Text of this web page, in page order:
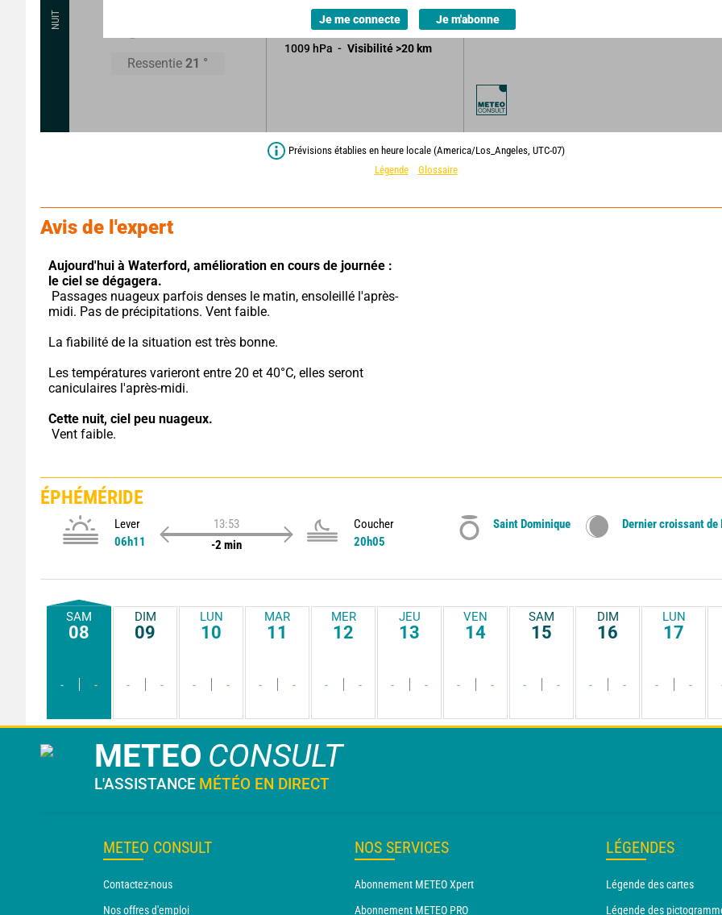
NUIT
Ressentie 21 °
Sans précipitations.
1009 hPa Visibilité >20 km
Je me connecte Je m'abonne
Prévisions établies en heure locale (America/Los_Angeles, UTC-07)
Légende
Glossaire
Avis de l'expert
Aujourd'hui à Waterford, amélioration en cours de journée :
le ciel se dégagera.
midi. Pas de précipitations. Vent faible.
La fiabilité de la situation est très bonne.
Les températures varieront entre 20 et 40°C, elles seront
caniculaires l'après-midi.
Cette nuit, ciel peu nuageux.
Vent faible.
ÉPHÉMÉRIDE
Lever
06h11
13:53
-2 min
Coucher
20h05
Saint Dominique Dernier croissant de
SAM
08
- -
DIM
09
- -
LUN
10
- -
MAR
11
- -
MER
12
- -
JEU
13
- -
VEN
14
- -
SAM
15
- -
DIM
16
- -
LUN
17
- -
METEO CONSULT
L'ASSISTANCE MÉTÉO EN DIRECT
METEO CONSULT
Contactez-nous
Nos offres d'emploi
NOS SERVICES
Abonnement METEO Xpert
Abonnement METEO PRO
LÉGENDES
Légende des cartes
Légende des